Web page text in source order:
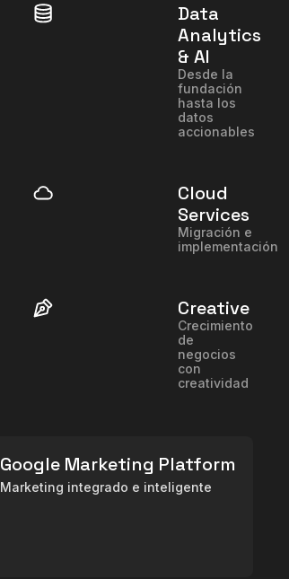
Data
Analytics
& AI
Desde la
fundación
hasta los
datos
accionables
Cloud
Services
Migración e
implementación
Creative
Crecimiento
de
negocios
con
creatividad
Google Marketing Platform
Marketing integrado e inteligente